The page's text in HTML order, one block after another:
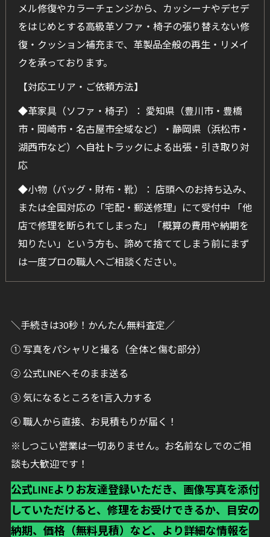
メル修復やカラーチェンジから、カッシーナやデセデ
をはじめとする高級革ソファ・椅子の張り替えない修
復・クッション補充まで、革製品全般の再生・リメイ
クを承っております。
【対応エリア・ご依頼方法】
◆革家具（ソファ・椅子）： 愛知県（豊川市・豊橋
市・岡崎市・名古屋市全域など）・静岡県（浜松市・
湖西市など）へ自社トラックによる出張・引き取り対
応
◆小物（バッグ・財布・靴）： 店頭へのお持ち込み、
または全国対応の「宅配・郵送修理」にて受付中 「他
店で修理を断られてしまった」「概算の費用や納期を
知りたい」という方も、諦めて捨ててしまう前にまず
は一度プロの職人へご相談ください。
＼手続きは30秒！かんたん無料査定／
① 写真をパシャリと撮る（全体と傷む部分）
② 公式LINEへそのまま送る
③ 気になるところを1言入力する
④ 職人から直接、お見積もりが届く！
※しつこい営業は一切ありません。お名前なしでのご相
談も大歓迎です！
公式LINEよりお友達登録いただき、画像写真を添付
していただけると、修理をお受けできるか、目安の
納期、価格（無料見積）など、より詳細な情報を